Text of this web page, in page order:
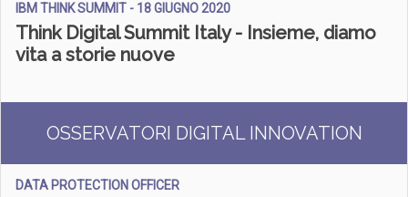
IBM THINK SUMMIT - 18 GIUGNO 2020
Think Digital Summit Italy - Insieme, diamo
vita a storie nuove
OSSERVATORI DIGITAL INNOVATION
DATA PROTECTION OFFICER